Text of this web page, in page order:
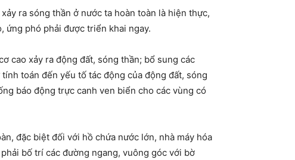
ra sóng thần ở nước ta hoàn toàn là hiện thực,
ứng phó phải được triển khai ngay.
cao xảy ra động đất, sóng thần; bổ sung các
toán đến yếu tố tác động của động đất, sóng
báo động trực canh ven biển cho các vùng có
đặc biệt đối với hồ chứa nước lớn, nhà máy hóa
bố trí các đường ngang, vuông góc với bờ